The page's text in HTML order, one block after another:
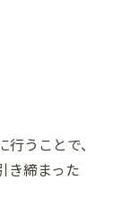
うことで、
き締まった